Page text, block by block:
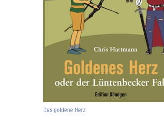
Das goldene Herz